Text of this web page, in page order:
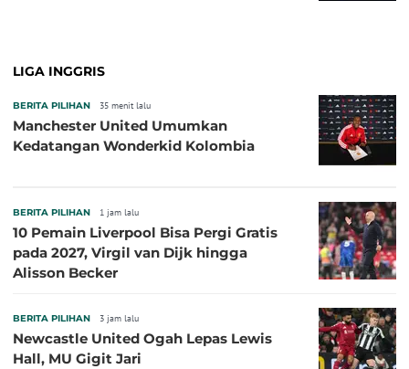
LIGA INGGRIS
BERITA PILIHAN 35 menit lalu
Manchester United Umumkan
Kedatangan Wonderkid Kolombia
BERITA PILIHAN 1 jam lalu
10 Pemain Liverpool Bisa Pergi Gratis
pada 2027, Virgil van Dijk hingga
Alisson Becker
BERITA PILIHAN 3 jam lalu
Newcastle United Ogah Lepas Lewis
Hall, MU Gigit Jari